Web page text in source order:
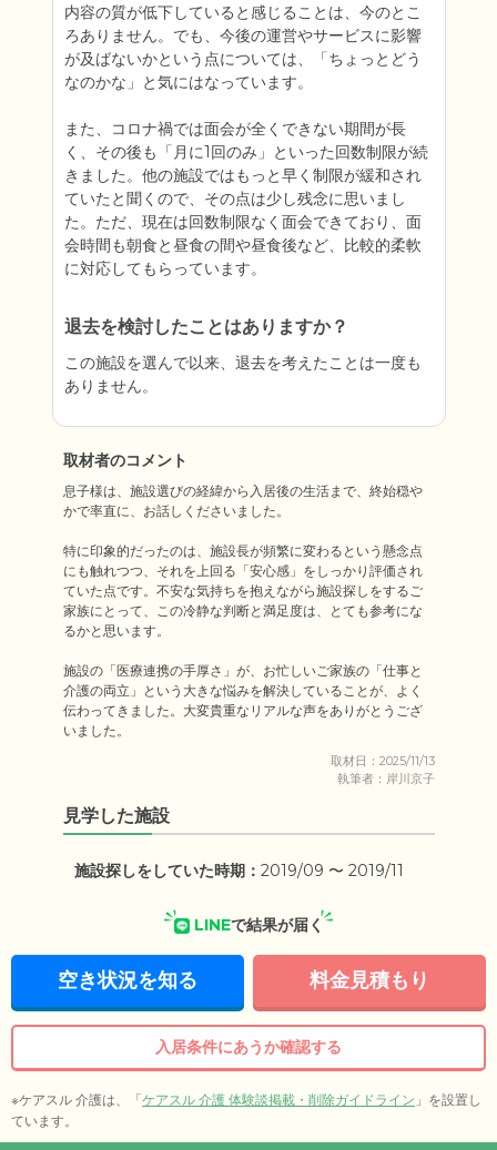
内容の質が低下していると感じることは、今のとこ
ろありません。でも、今後の運営やサービスに影響
が及ばないかという点については、「ちょっとどう
なのかな」と気にはなっています。
また、コロナ禍では面会が全くできない期間が長
く、その後も「月に1回のみ」といった回数制限が続
きました。他の施設ではもっと早く制限が緩和され
ていたと聞くので、その点は少し残念に思いまし
た。ただ、現在は回数制限なく面会できており、面
会時間も朝食と昼食の間や昼食後など、比較的柔軟
に対応してもらっています。
退去を検討したことはありますか？
この施設を選んで以来、退去を考えたことは一度も
ありません。
取材者のコメント
息子様は、施設選びの経緯から入居後の生活まで、終始穏や
かで率直に、お話しくださいました。
特に印象的だったのは、施設長が頻繁に変わるという懸念点
にも触れつつ、それを上回る「安心感」をしっかり評価され
ていた点です。不安な気持ちを抱えながら施設探しをするご
家族にとって、この冷静な判断と満足度は、とても参考にな
るかと思います。
施設の「医療連携の手厚さ」が、お忙しいご家族の「仕事と
介護の両立」という大きな悩みを解決していることが、よく
伝わってきました。大変貴重なリアルな声をありがとうござ
いました。
取材日：2025/11/13
執筆者：岸川京子
見学した施設
施設探しをしていた時期： 2019/09 〜 2019/11
LINEで結果が届く
空き状況を知る 料金見積もり
入居条件にあうか確認する
※ケアスル 介護は、「ケアスル 介護 体験談掲載・削除ガイドライン 」を設置し
ています。